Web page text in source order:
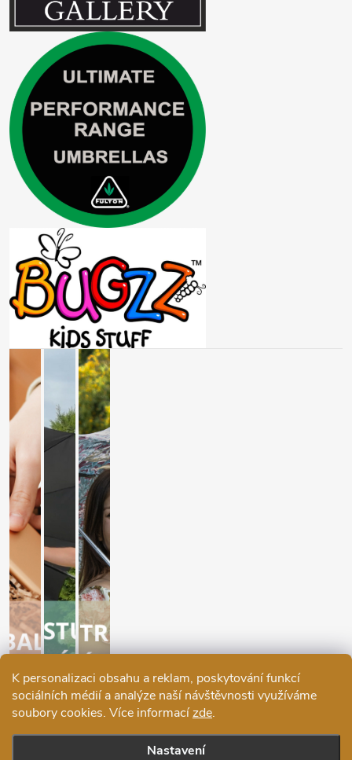
K personalizaci obsahu a reklam, poskytování funkcí
sociálních médií a analýze naší návštěvnosti využíváme
soubory cookies. Více informacízde.
Nastavení